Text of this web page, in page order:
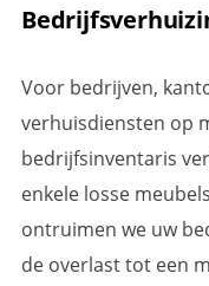
Voor bedrijven,
verhuisdiensten op
bedrijfsinventaris
enkele losse
ontruimen we uw
de overlast tot een